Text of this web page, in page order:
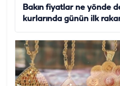
Bakın fiyatlar ne yönde
kurlarında günün ilk